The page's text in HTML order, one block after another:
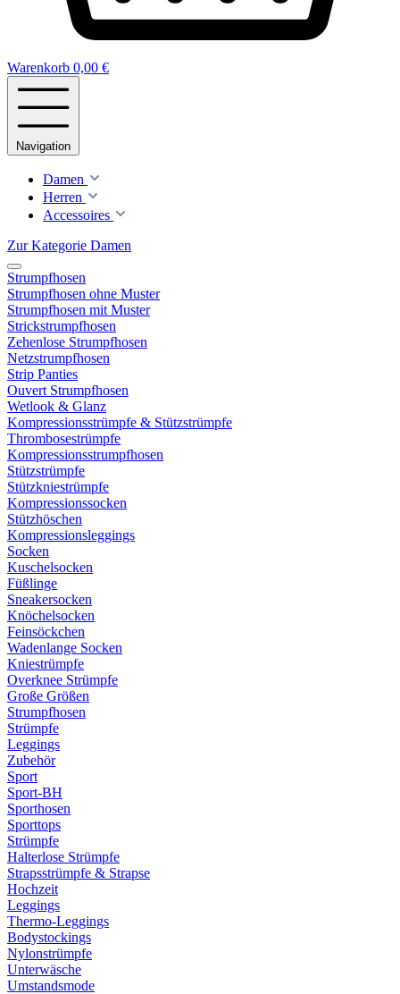
Warenkorb 0,00 €
Navigation
Damen
Herren
Accessoires
Zur Kategorie Damen
Strumpfhosen
Strumpfhosen ohne Muster
Strumpfhosen mit Muster
Strickstrumpfhosen
Zehenlose Strumpfhosen
Netzstrumpfhosen
Strip Panties
Ouvert Strumpfhosen
Wetlook & Glanz
Kompressionsstrümpfe & Stützstrümpfe
Thrombosestrümpfe
Kompressionsstrumpfhosen
Stützstrümpfe
Stützkniestrümpfe
Kompressionssocken
Stützhöschen
Kompressionsleggings
Socken
Kuschelsocken
Füßlinge
Sneakersocken
Knöchelsocken
Feinsöckchen
Wadenlange Socken
Kniestrümpfe
Overknee Strümpfe
Große Größen
Strumpfhosen
Strümpfe
Leggings
Zubehör
Sport
Sport-BH
Sporthosen
Sporttops
Strümpfe
Halterlose Strümpfe
Strapsstrümpfe & Strapse
Hochzeit
Leggings
Thermo-Leggings
Bodystockings
Nylonstrümpfe
Unterwäsche
Umstandsmode